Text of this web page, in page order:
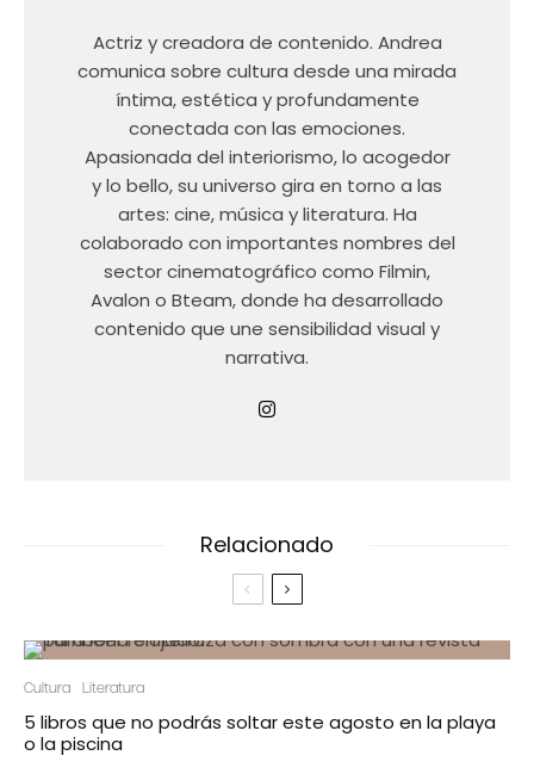
Actriz y creadora de contenido. Andrea
comunica sobre cultura desde una mirada
íntima, estética y profundamente
conectada con las emociones.
Apasionada del interiorismo, lo acogedor
y lo bello, su universo gira en torno a las
artes: cine, música y literatura. Ha
colaborado con importantes nombres del
sector cinematográfico como Filmin,
Avalon o Bteam, donde ha desarrollado
contenido que une sensibilidad visual y
narrativa.
Relacionado
Cultura Literatura
5 libros que no podrás soltar este agosto en la playa
o la piscina